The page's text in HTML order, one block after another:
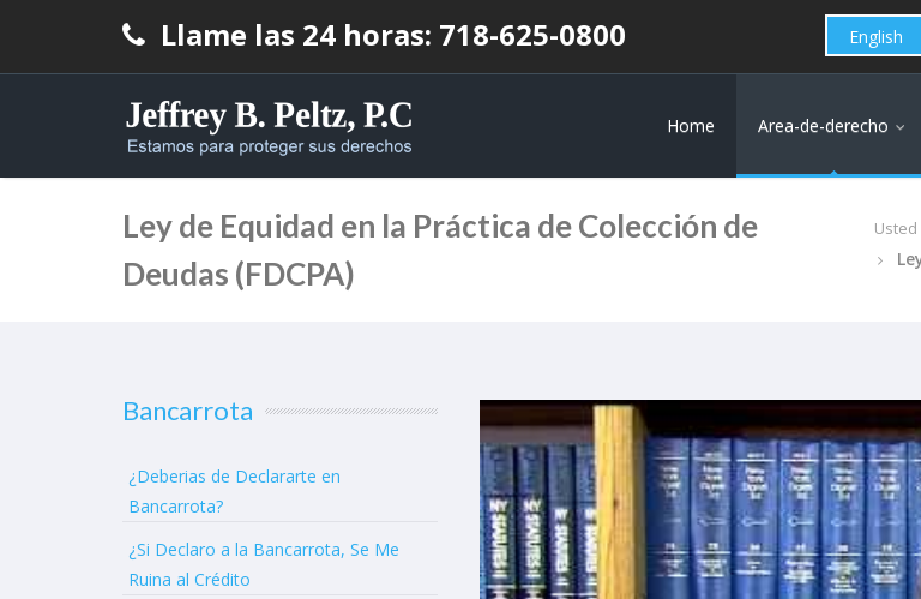
Llame las 24 horas: 718-625-0800 English
Home Area-de-derecho
Ley de Equidad en la Práctica de Colección de
Deudas (FDCPA)
Bancarrota
¿Deberias de Declararte en
Bancarrota?
¿Si Declaro a la Bancarrota, Se Me
Ruina al Crédito